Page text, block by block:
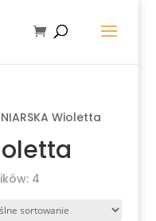
Wioletta
4